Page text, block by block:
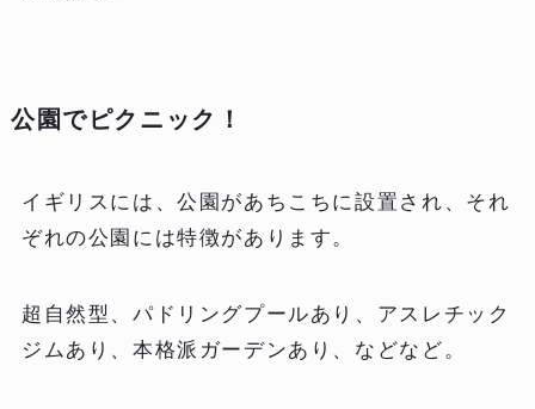
公園でピクニック！
イギリスには、公園があちこちに設置され、それ
ぞれの公園には特徴があります。
超自然型、パドリングプールあり、アスレチック
ジムあり、本格派ガーデンあり、などなど。